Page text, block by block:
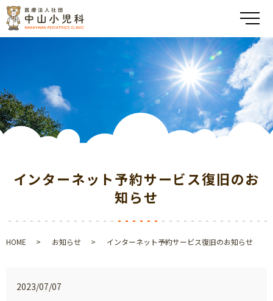
メ
インターネット予約サービス復旧のお
知らせ
HOME お知らせ インターネット予約サービス復旧のお知らせ
2023/07/07